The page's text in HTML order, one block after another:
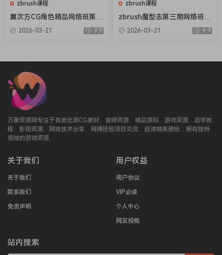
zbrush课程
翼次方CG角色精品网络班第5
期（画质高清有素材）
2026-03-21 9.9
zbrush课程
zbrush魔型志第三期网络班光
叔强哥次世代游戏全流程建模
2026-03-21 9.9
万象资源网专注于各类优质CG素材、音频资源、精品源码、游戏资源、自学教
程、影视资源、网络技术分享、网赚经验项目交流，超清精美壁纸，拥有独特
领域的游戏资源。
关于我们
关于我们
联系我们
免责声明
用户权益
用户协议
VIP必读
个人中心
网友投稿
站内搜索